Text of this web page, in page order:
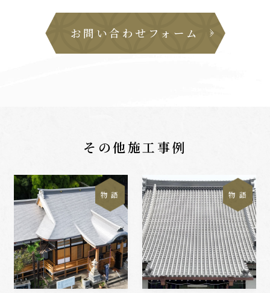
お問い合わせフォーム
その他施工事例
物 語 物 語